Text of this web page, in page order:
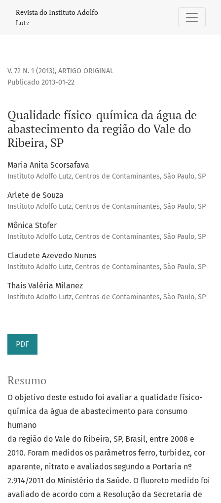
Qualidade físico-química da água de abastecimento da
Revista do Instituto Adolfo
Lutz
V. 72 N. 1 (2013), ARTIGO ORIGINAL
Qualidade físico-química da água de
abastecimento da região do Vale do
Ribeira, SP
Publicado 2013-01-22
Maria Anita Scorsafava
Instituto Adolfo Lutz, Centros de Contaminantes, São Paulo, SP
Arlete de Souza
Instituto Adolfo Lutz, Centros de Contaminantes, São Paulo, SP
Mônica Stofer
Instituto Adolfo Lutz, Centros de Contaminantes, São Paulo, SP
Claudete Azevedo Nunes
Instituto Adolfo Lutz, Centros de Contaminantes, São Paulo, SP
Thaís Valéria Milanez
Instituto Adolfo Lutz, Centros de Contaminantes, São Paulo, SP
PDF
Resumo
O objetivo deste estudo foi avaliar a qualidade físico-
química da água de abastecimento para consumo
humano
da região do Vale do Ribeira, SP, Brasil, entre 2008 e
2010. Foram medidos os parâmetros ferro, turbidez, cor
aparente, nitrato e avaliados segundo a Portaria nº
2.914/2011 do Ministério da Saúde. O fluoreto medido foi
avaliado de acordo com a Resolução da Secretaria de